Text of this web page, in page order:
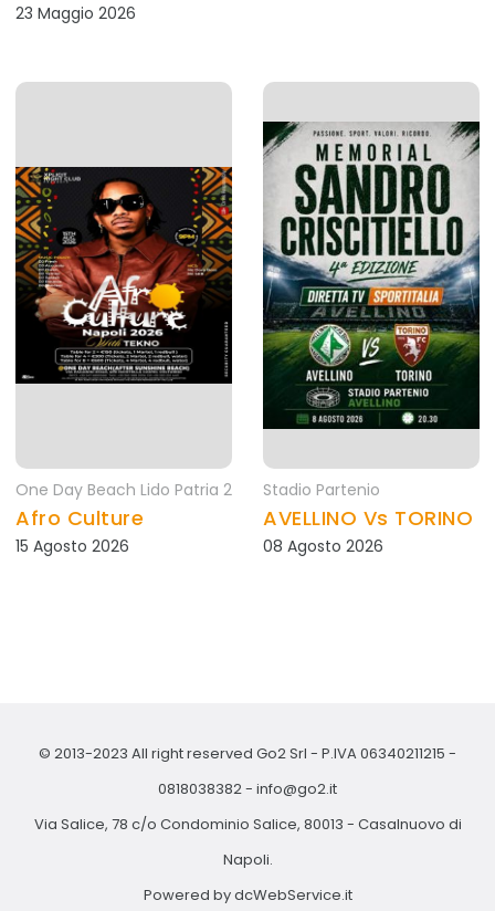
23 Maggio 2026
One Day Beach Lido Patria 2
Afro Culture
15 Agosto 2026
Stadio Partenio
AVELLINO Vs TORINO
08 Agosto 2026
© 2013-2023 All right reserved Go2 Srl - P.IVA 06340211215 -
0818038382- info@go2.it
Via Salice, 78 c/o Condominio Salice, 80013 - Casalnuovo di
Napoli.
Powered bydcWebService.it